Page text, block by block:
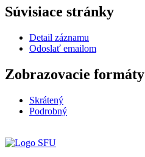
Súvisiace stránky
Detail záznamu
Odoslať emailom
Zobrazovacie formáty
Skrátený
Podrobný